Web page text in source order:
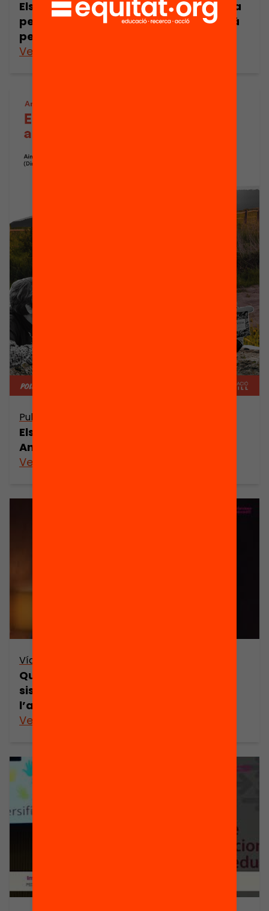
Els Centres de Noves Oportunitats: una
peça clau del sistema educatiu català
per a garantir l’èxit escolar
Veure’n més
Publicació
Els reptes de l’educació a Catalunya.
Anuari 2022
Veure’n més
Vídeo
Quins són els factors escolars i de
sistema educatiu que expliquen
l’abandonament? – Aina Tarabini
Veure’n més